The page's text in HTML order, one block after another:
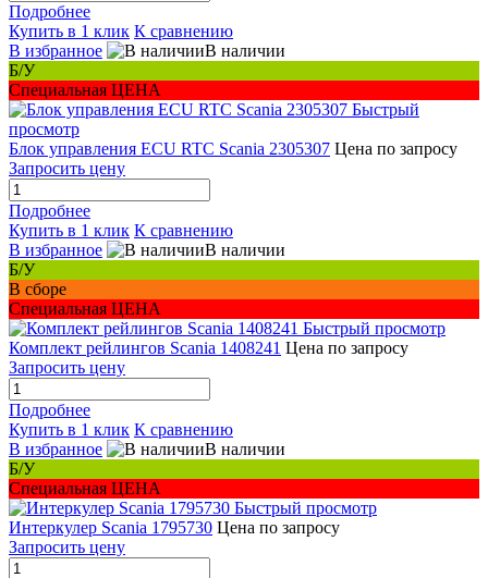
Подробнее
Купить в 1 клик К сравнению
В избранное
В наличии
Б/У
Специальная ЦЕНА
Быстрый
просмотр
Блок управления ECU RTC Scania 2305307 Цена по запросу
Запросить цену
Подробнее
Купить в 1 клик К сравнению
В избранное
В наличии
Б/У
В сборе
Специальная ЦЕНА
Быстрый просмотр
Комплект рейлингов Scania 1408241 Цена по запросу
Запросить цену
Подробнее
Купить в 1 клик К сравнению
В избранное
В наличии
Б/У
Специальная ЦЕНА
Быстрый просмотр
Интеркулер Scania 1795730 Цена по запросу
Запросить цену